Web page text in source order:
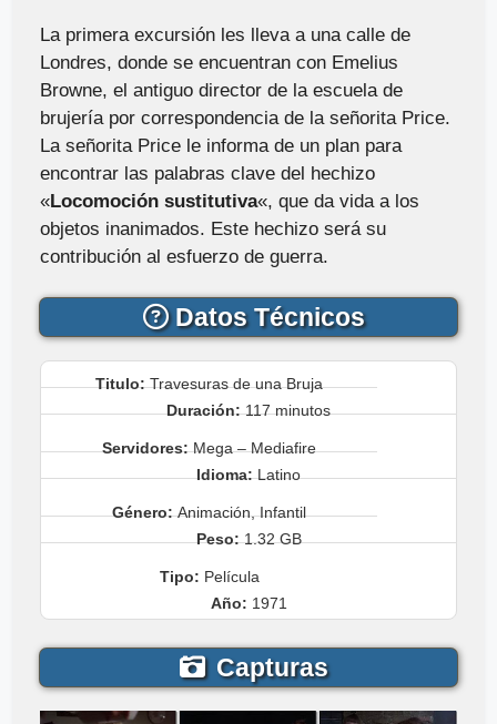
La primera excursión les lleva a una calle de
Londres, donde se encuentran con Emelius
Browne, el antiguo director de la escuela de
brujería por correspondencia de la señorita Price.
La señorita Price le informa de un plan para
encontrar las palabras clave del hechizo
«Locomoción sustitutiva«, que da vida a los
objetos inanimados. Este hechizo será su
contribución al esfuerzo de guerra.
Datos Técnicos
Titulo:Travesuras de una Bruja
Duración:117 minutos
Servidores:Mega – Mediafire
Idioma:Latino
Género:Animación, Infantil
Peso:1.32 GB
Tipo: Película
Año: 1971
Capturas